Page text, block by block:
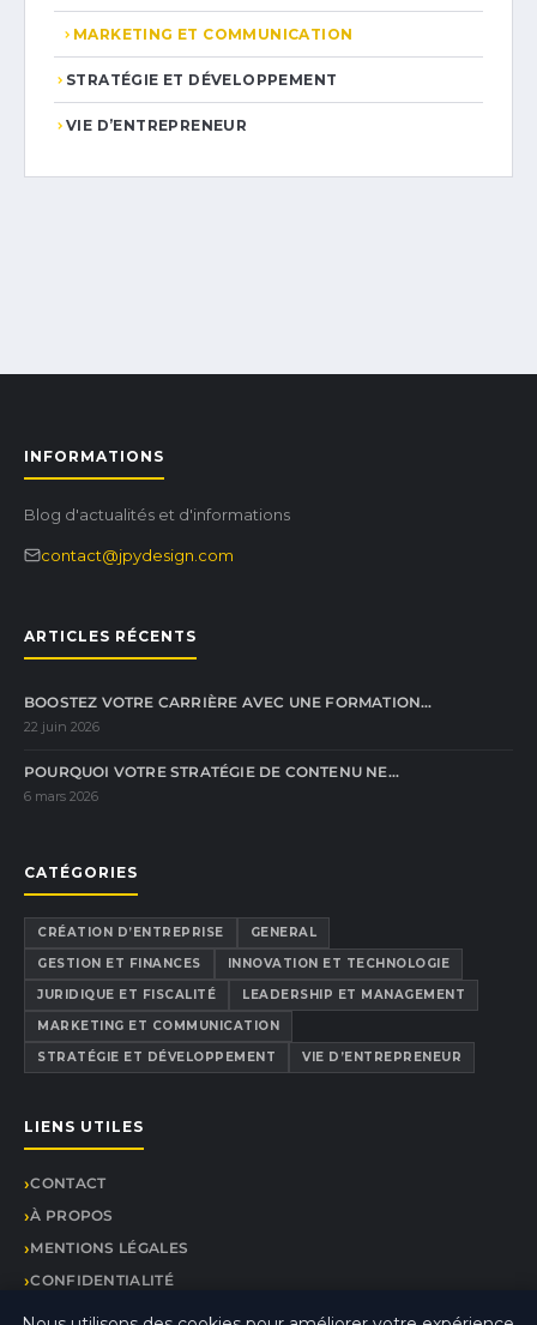
MARKETING ET COMMUNICATION
STRATÉGIE ET DÉVELOPPEMENT
VIE D’ENTREPRENEUR
INFORMATIONS
Blog d'actualités et d'informations
contact@jpydesign.com
ARTICLES RÉCENTS
BOOSTEZ VOTRE CARRIÈRE AVEC UNE FORMATION…
22 juin 2026
POURQUOI VOTRE STRATÉGIE DE CONTENU NE…
6 mars 2026
CATÉGORIES
CRÉATION D’ENTREPRISE
GENERAL
GESTION ET FINANCES
INNOVATION ET TECHNOLOGIE
JURIDIQUE ET FISCALITÉ
LEADERSHIP ET MANAGEMENT
MARKETING ET COMMUNICATION
STRATÉGIE ET DÉVELOPPEMENT
VIE D’ENTREPRENEUR
LIENS UTILES
CONTACT
À PROPOS
MENTIONS LÉGALES
CONFIDENTIALITÉ
PLAN DU SITE